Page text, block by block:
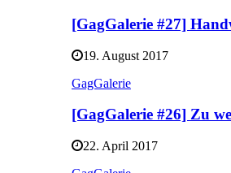
[GagGalerie #27]
19. August 2017
GagGalerie
[GagGalerie #26] Zu
22. April 2017